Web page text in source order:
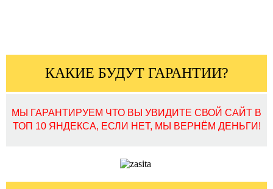
КАКИЕ БУДУТ ГАРАНТИИ?
МЫ ГАРАНТИРУЕМ ЧТО ВЫ УВИДИТЕ СВОЙ САЙТ В
ТОП 10 ЯНДЕКСА, ЕСЛИ НЕТ, МЫ ВЕРНЁМ ДЕНЬГИ!